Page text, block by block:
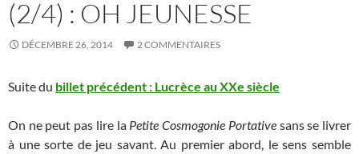
(2/4) : OH JEUNESSE
DÉCEMBRE 26, 2014 2 COMMENTAIRES
Suite du billet précédent : Lucrèce au XXe siècle
On ne peut pas lire la Petite Cosmogonie Portativesans se livrer
à une sorte de jeu savant. Au premier abord, le sens semble